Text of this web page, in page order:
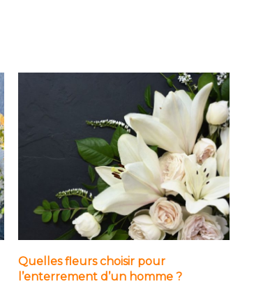
Quelles fleurs choisir pour
l’enterrement d’un homme ?